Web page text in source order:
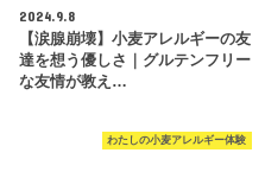
2024.9.8
【涙腺崩壊】小麦アレルギーの友
達を想う優しさ｜グルテンフリー
な友情が教え…
わたしの小麦アレルギー体験